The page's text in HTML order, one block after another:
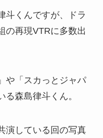
斗くんですが、ドラ
の再現VTRに多数出
や「スカっとジャパ
る森島律斗くん。
演している回の写真